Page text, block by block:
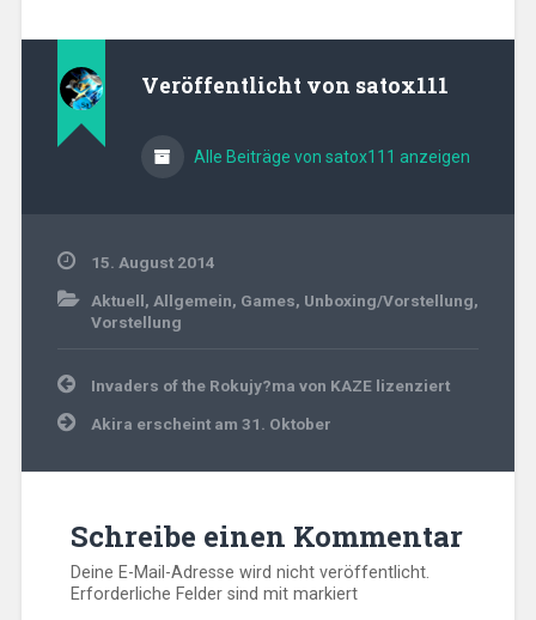
Veröffentlicht von satox111
Alle Beiträge von satox111 anzeigen
15. August 2014
Aktuell, Allgemein, Games, Unboxing/Vorstellung,
Vorstellung
Beitragsnavigation
Invaders of the Rokujy?ma von KAZE lizenziert
Akira erscheint am 31. Oktober
Schreibe einen Kommentar
Deine E-Mail-Adresse wird nicht veröffentlicht.
Erforderliche Felder sind mitmarkiert